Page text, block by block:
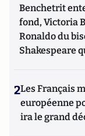
Benchetrit
fond, Victoria
Ronaldo du
Shakespeare
2Les Français
européenne
ira le grand